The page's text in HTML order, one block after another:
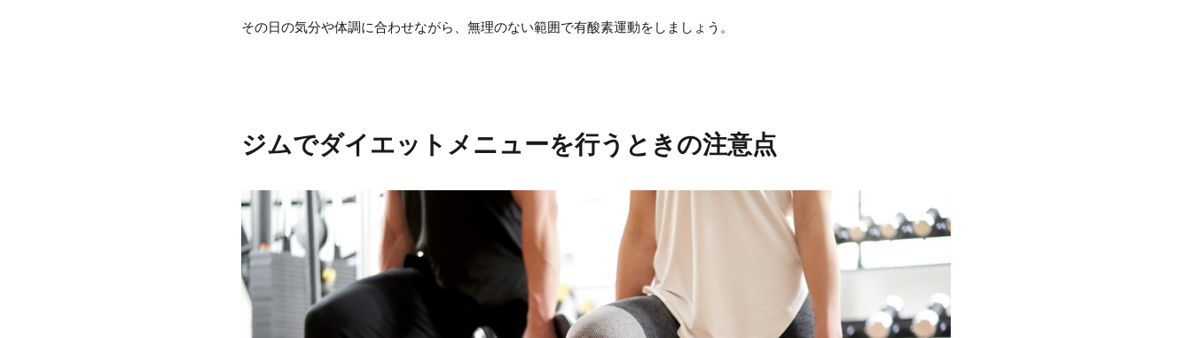
その日の気分や体調に合わせながら、無理のない範囲で有酸素運動をしましょう。
ジムでダイエットメニューを行うときの注意点